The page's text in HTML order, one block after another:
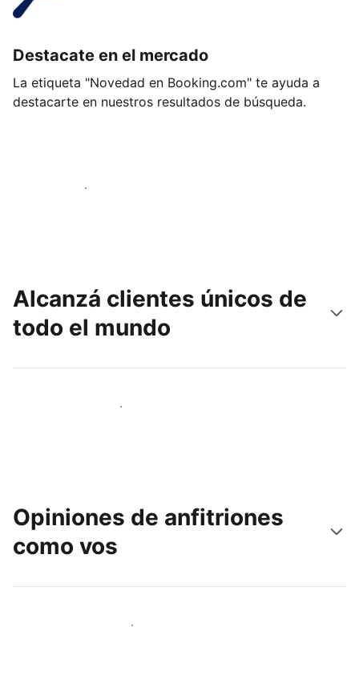
Destacate en el mercado
La etiqueta "Novedad en Booking.com" te ayuda a
destacarte en nuestros resultados de búsqueda.
Empezá hoy mismo
Alcanzá clientes únicos de
todo el mundo
Llegá a huéspedes nuevos hoy
Opiniones de anfitriones
como vos
Unite a otros anfitriones como vos